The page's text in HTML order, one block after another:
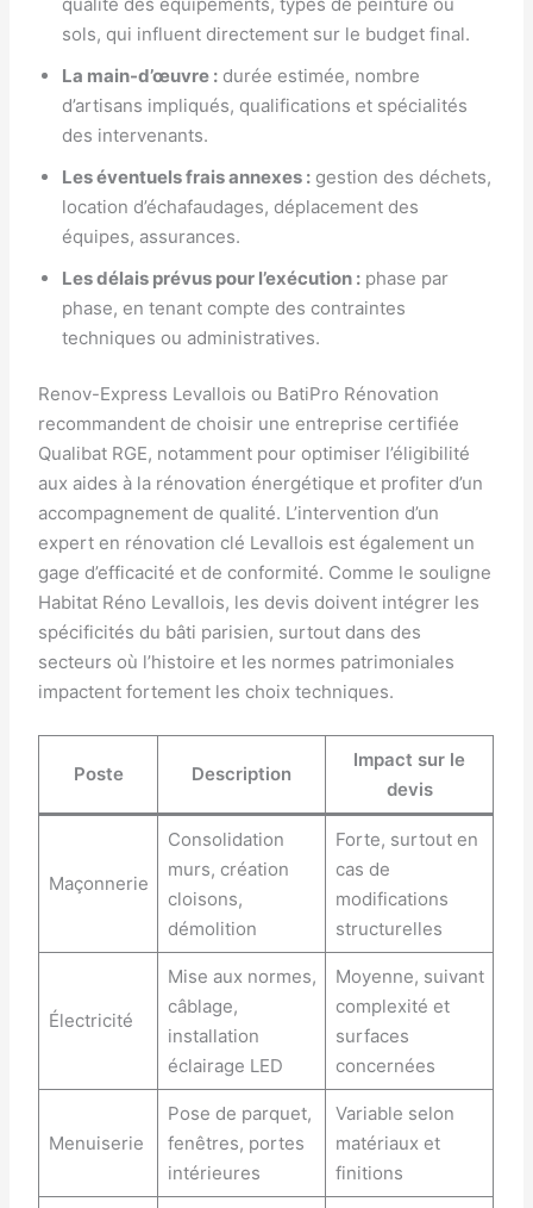
sols, qui influent directement sur le budget final.
La main-d’œuvre : durée estimée, nombre
d’artisans impliqués, qualifications et spécialités
des intervenants.
Les éventuels frais annexes : gestion des déchets,
location d’échafaudages, déplacement des
équipes, assurances.
Les délais prévus pour l’exécution : phase par
phase, en tenant compte des contraintes
techniques ou administratives.
Renov-Express Levallois ou BatiPro Rénovation
recommandent de choisir une entreprise certifiée
Qualibat RGE, notamment pour optimiser l’éligibilité
aux aides à la rénovation énergétique et profiter d’un
accompagnement de qualité. L’intervention d’un
expert en rénovation clé Levallois est également un
gage d’efficacité et de conformité. Comme le souligne
Habitat Réno Levallois, les devis doivent intégrer les
spécificités du bâti parisien, surtout dans des
secteurs où l’histoire et les normes patrimoniales
impactent fortement les choix techniques.
Poste Description
Impact sur le
devis
Maçonnerie
Consolidation
murs, création
cloisons,
démolition
Forte, surtout en
cas de
modifications
structurelles
Électricité
Mise aux normes,
câblage,
installation
éclairage LED
Moyenne, suivant
complexité et
surfaces
concernées
Menuiserie
Pose de parquet,
fenêtres, portes
intérieures
Variable selon
matériaux et
finitions